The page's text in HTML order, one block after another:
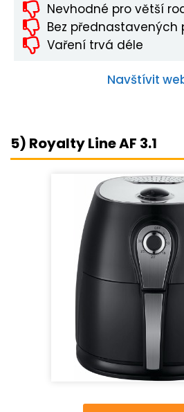
Nevhodné pro větší
Bez přednastavených
Vaření trvá déle
Navštívit
5) Royalty Line AF 3.1